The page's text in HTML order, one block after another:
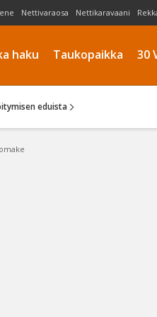
Nettivaraosa Nettikaravaani
haku Taukopaikka 30
eduista